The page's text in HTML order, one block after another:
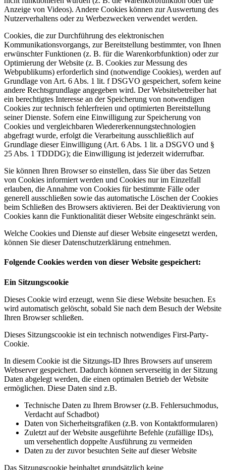
Anzeige von Videos). Andere Cookies können zur Auswertung des
Nutzerverhaltens oder zu Werbezwecken verwendet werden.
Cookies, die zur Durchführung des elektronischen
Kommunikationsvorgangs, zur Bereitstellung bestimmter, von Ihnen
erwünschter Funktionen (z. B. für die Warenkorbfunktion) oder zur
Optimierung der Website (z. B. Cookies zur Messung des
Webpublikums) erforderlich sind (notwendige Cookies), werden auf
Grundlage von Art. 6 Abs. 1 lit. f DSGVO gespeichert, sofern keine
andere Rechtsgrundlage angegeben wird. Der Websitebetreiber hat
ein berechtigtes Interesse an der Speicherung von notwendigen
Cookies zur technisch fehlerfreien und optimierten Bereitstellung
seiner Dienste. Sofern eine Einwilligung zur Speicherung von
Cookies und vergleichbaren Wiedererkennungstechnologien
abgefragt wurde, erfolgt die Verarbeitung ausschließlich auf
Grundlage dieser Einwilligung (Art. 6 Abs. 1 lit. a DSGVO und §
25 Abs. 1 TDDDG); die Einwilligung ist jederzeit widerrufbar.
Sie können Ihren Browser so einstellen, dass Sie über das Setzen
von Cookies informiert werden und Cookies nur im Einzelfall
erlauben, die Annahme von Cookies für bestimmte Fälle oder
generell ausschließen sowie das automatische Löschen der Cookies
beim Schließen des Browsers aktivieren. Bei der Deaktivierung von
Cookies kann die Funktionalität dieser Website eingeschränkt sein.
Welche Cookies und Dienste auf dieser Website eingesetzt werden,
können Sie dieser Datenschutzerklärung entnehmen.
Folgende Cookies werden von dieser Website gespeichert:
Ein Sitzungscookie
Dieses Cookie wird erzeugt, wenn Sie diese Website besuchen. Es
wird automatisch gelöscht, sobald Sie nach dem Besuch der Website
Ihren Browser schließen.
Dieses Sitzungscookie ist ein technisch notwendiges First-Party-
Cookie.
In diesem Cookie ist die Sitzungs-ID Ihres Browsers auf unserem
Webserver gespeichert. Dadurch können serverseitig in der Sitzung
Daten abgelegt werden, die einen optimalen Betrieb der Website
ermöglichen. Diese Daten sind z.B.
Technische Daten zu Ihrem Browser (z.B. Fehlersuchmodus,
Verdacht auf Schadbot)
Daten von Sicherheitsgrafiken (z.B. von Kontaktformularen)
Zuletzt auf der Website ausgeführte Befehle (zufällige IDs),
um versehentlich doppelte Ausführung zu vermeiden
Daten zu der zuvor besuchten Seite auf dieser Website
Das Sitzungscookie beinhaltet grundsätzlich keine